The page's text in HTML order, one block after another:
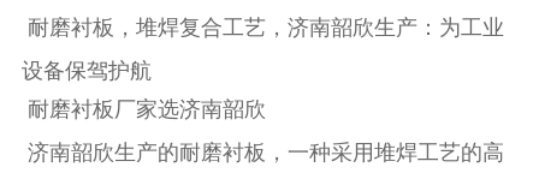
耐磨衬板，堆焊复合工艺，济南韶欣生产：为工业
设备保驾护航
耐磨衬板厂家选济南韶欣
济南韶欣生产的耐磨衬板，一种采用堆焊工艺的高